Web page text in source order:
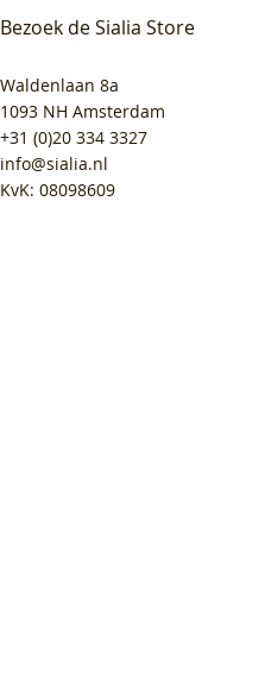
Bezoek de Sialia Store
Waldenlaan 8a
1093 NH Amsterdam
+31 (0)20 334 3327
info@sialia.nl
KvK: 08098609